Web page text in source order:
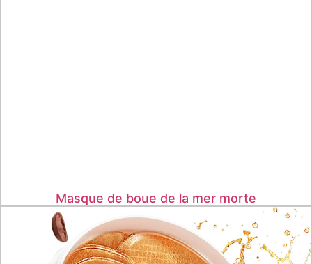
Masque de boue de la mer morte